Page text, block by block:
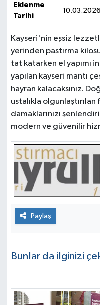
Eklenme
Tarihi
10.03.2026
Kayseri'nin eşsiz
yerinden pastırma
tat katarken el yapımı
yapılan kayseri mantı
hayran kalacaksınız.
ustalıkla
damaklarınızı
modern ve güvenilir
Paylaş
Bunlar da ilginizi